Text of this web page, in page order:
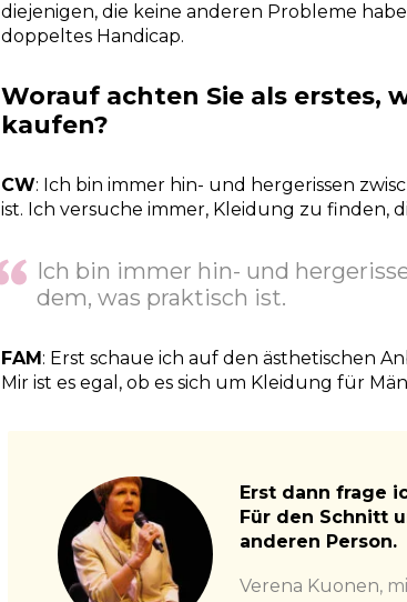
diejenigen, die keine anderen Probleme
doppeltes Handicap.
Worauf achten Sie als erstes,
kaufen?
CW: Ich bin immer hin- und hergerissen
ist. Ich versuche immer, Kleidung zu finden,
Ich bin immer hin- und
dem, was praktisch ist.
FAM : Erst schaue ich auf den ästhetischen
Mir ist es egal, ob es sich um Kleidung für
Erst dann frage
Für den Schnitt
anderen Person.
Verena Kuonen,